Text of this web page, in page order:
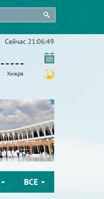
Сейчас 21:06:50
Хижра
ВСЕ